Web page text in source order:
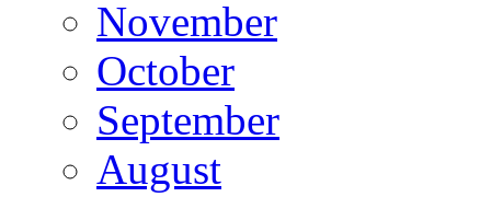
November
October
September
August